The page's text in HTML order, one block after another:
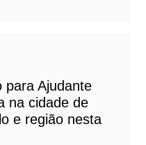
para Ajudante
na cidade de
e região nesta